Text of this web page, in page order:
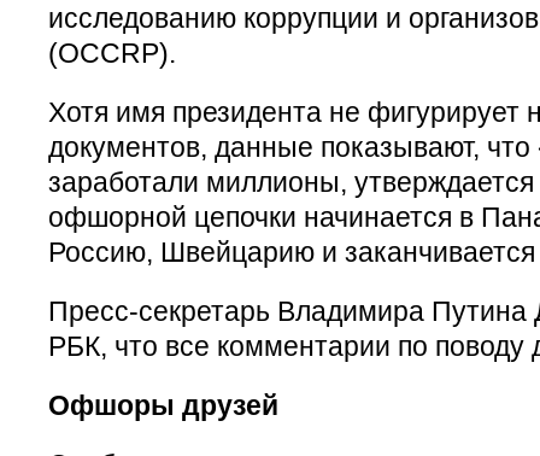
исследованию коррупции и
(OCCRP).
Хотя имя президента не фигурирует
документов, данные показывают, что
заработали миллионы,
офшорной цепочки начинается в
Россию, Швейцарию и
Пресс-секретарь Владимира Путина
РБК, что все комментарии по поводу
Офшоры друзей